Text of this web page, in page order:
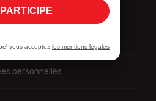
personnelles
vous acceptez les mentions légales